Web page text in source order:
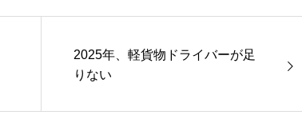
2025年、軽貨物ドライバーが足
りない